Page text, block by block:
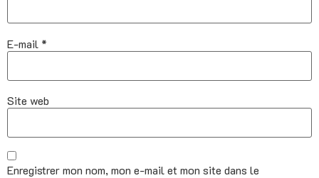
E-mail *
Site web
Enregistrer mon nom, mon e-mail et mon site dans le